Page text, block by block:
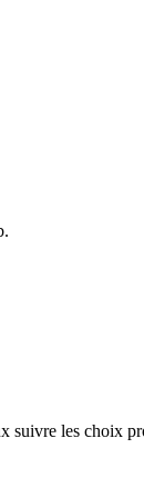
les choix